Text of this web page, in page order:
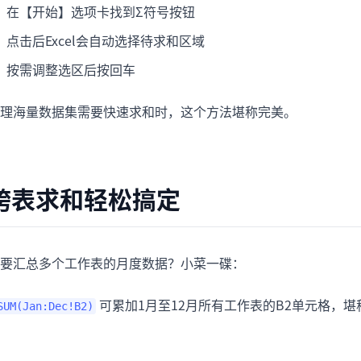
在【开始】选项卡找到Σ符号按钮
点击后Excel会自动选择待求和区域
按需调整选区后按回车
海量数据集需要快速求和时，这个方法堪称完美。
表求和轻松搞定
汇总多个工作表的月度数据？小菜一碟：
可累加1月至12月所有工作表的B2单元格，堪